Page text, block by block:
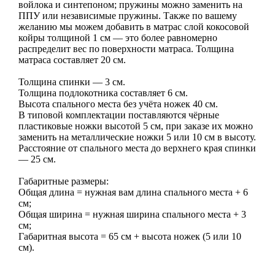
войлока и синтепоном; пружины можно заменить на
ППУ или независимые пружины. Также по вашему
желанию мы можем добавить в матрас слой кокосовой
койры толщиной 1 см — это более равномерно
распределит вес по поверхности матраса. Толщина
матраса составляет 20 см.
Толщина спинки — 3 см.
Толщина подлокотника составляет 6 см.
Высота спального места без учёта ножек 40 см.
В типовой комплектации поставляются чёрные
пластиковые ножки высотой 5 см, при заказе их можно
заменить на металлические ножки 5 или 10 см в высоту.
Расстояние от спального места до верхнего края спинки
— 25 см.
Габаритные размеры:
Общая длина = нужная вам длина спального места + 6
см;
Общая ширина = нужная ширина спального места + 3
см;
Габаритная высота = 65 см + высота ножек (5 или 10
см).